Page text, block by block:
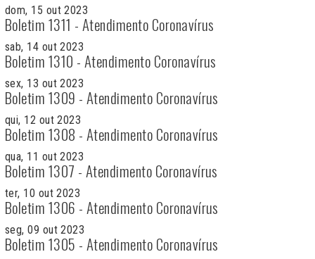
dom, 15 out 2023
Boletim 1311 - Atendimento Coronavírus
sab, 14 out 2023
Boletim 1310 - Atendimento Coronavírus
sex, 13 out 2023
Boletim 1309 - Atendimento Coronavírus
qui, 12 out 2023
Boletim 1308 - Atendimento Coronavírus
qua, 11 out 2023
Boletim 1307 - Atendimento Coronavírus
ter, 10 out 2023
Boletim 1306 - Atendimento Coronavírus
seg, 09 out 2023
Boletim 1305 - Atendimento Coronavírus